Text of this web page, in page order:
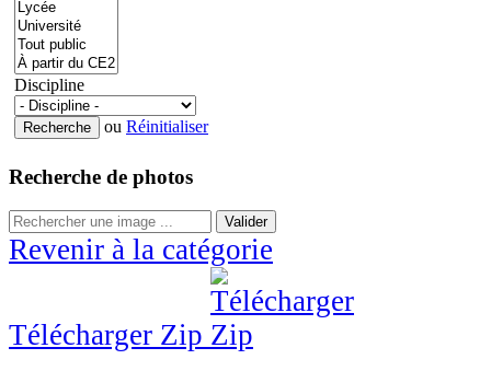
Discipline
ou Réinitialiser
Recherche de photos
Valider
Revenir à la catégorie
Télécharger Zip